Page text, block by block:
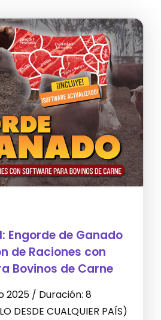
Engorde de Ganado
de Raciones con
Bovinos de Carne
2025 / Duración: 8
DESDE CUALQUIER PAÍS)